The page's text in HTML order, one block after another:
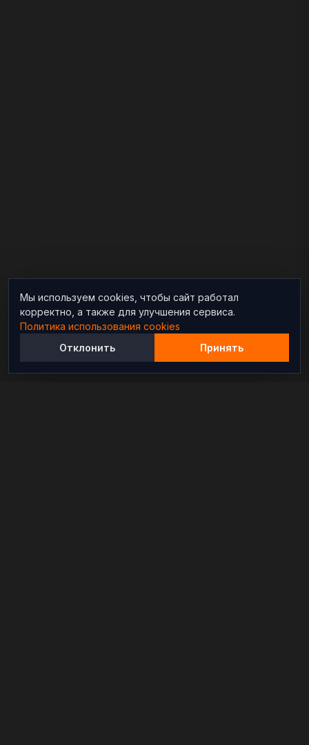
Мы используем cookies, чтобы сайт работал
корректно, а также для улучшения сервиса.
Политика использования cookies
Отклонить
Принять